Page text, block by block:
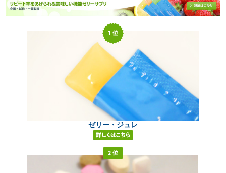
ゼリー・ジュレ